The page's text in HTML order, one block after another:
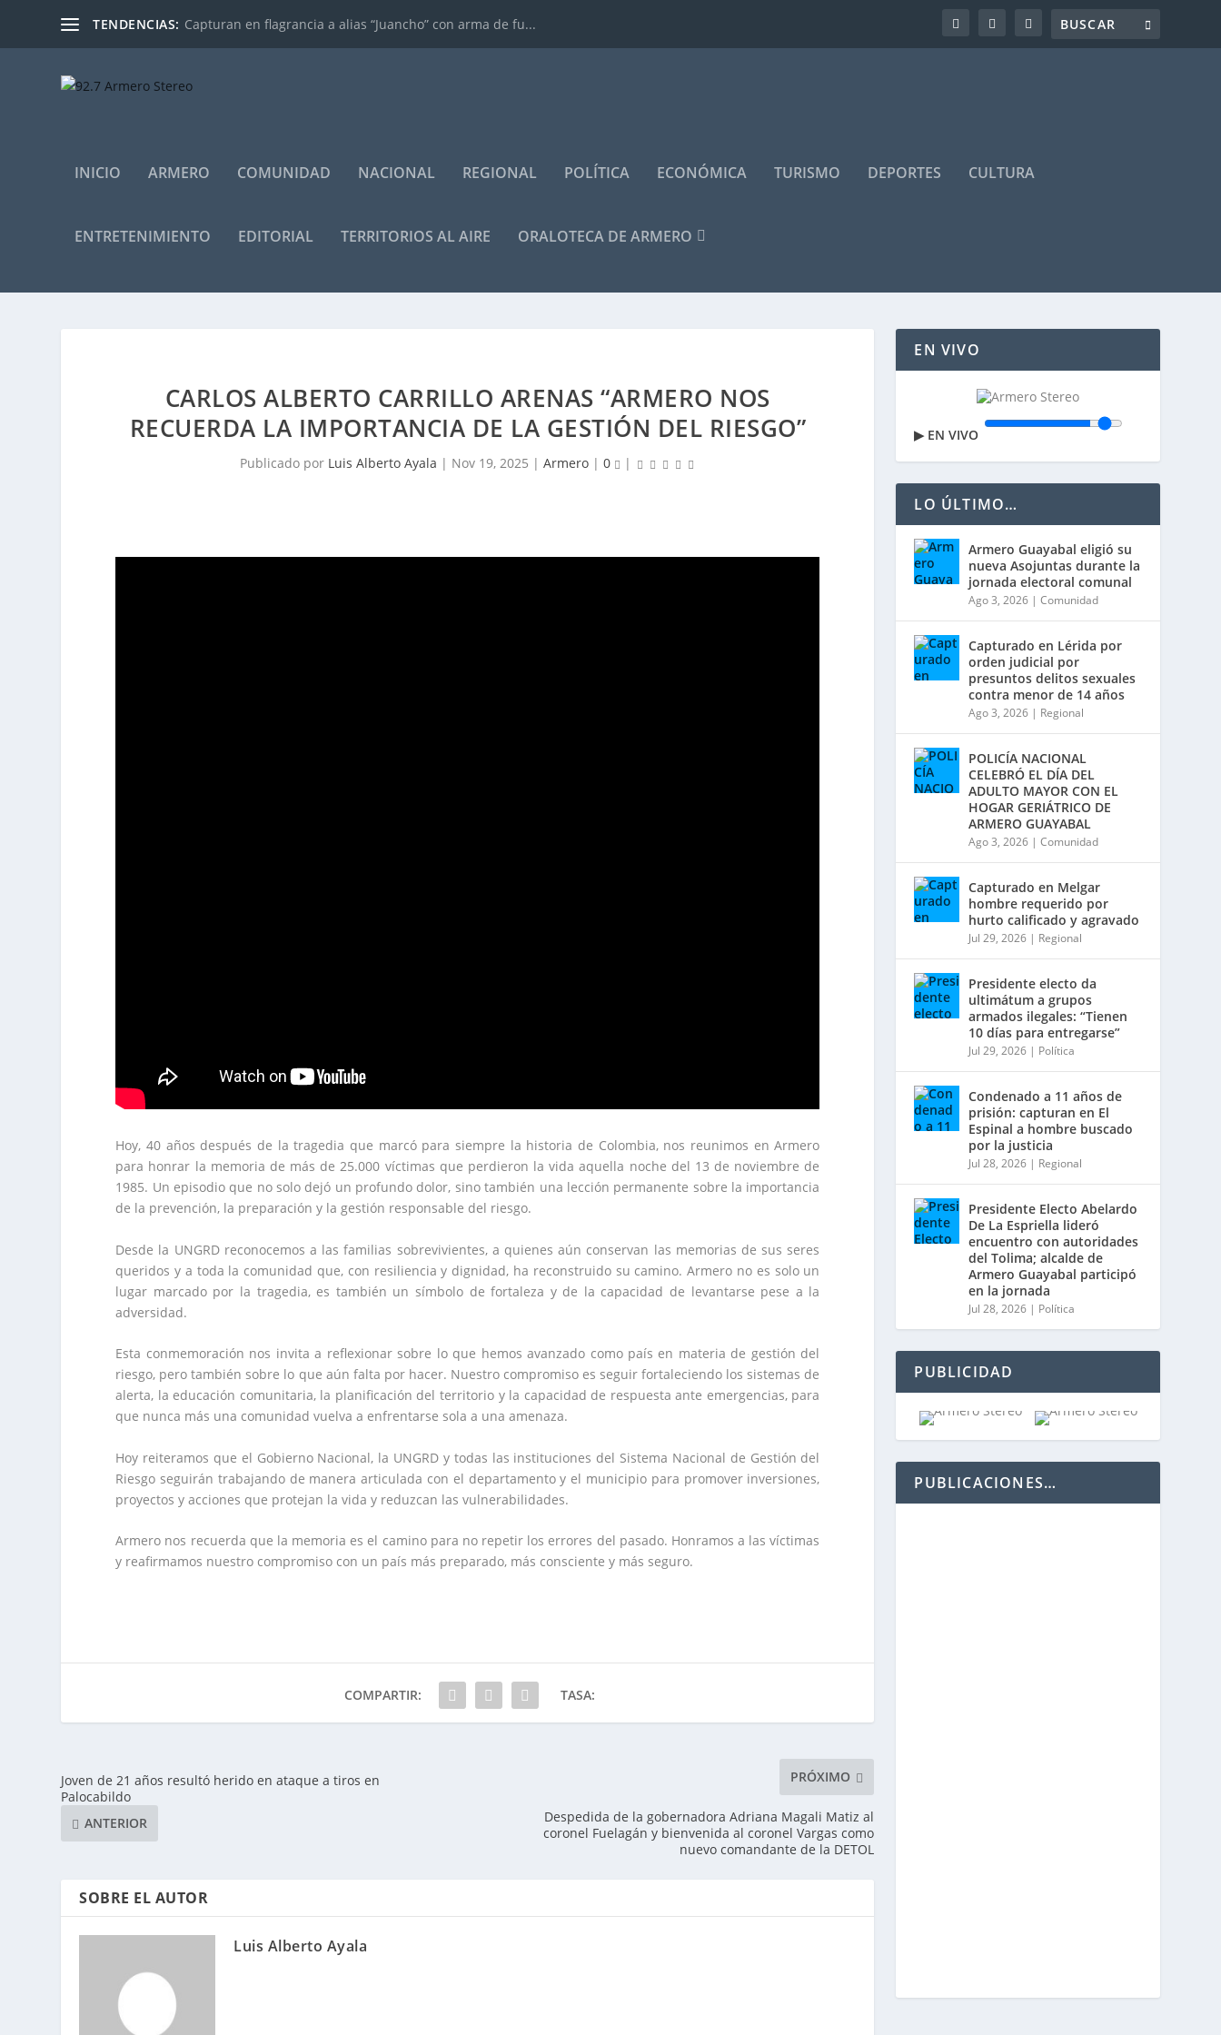
TENDENCIAS: Capturan en flagrancia a alias “Juancho” con arma de fu...
INICIO ARMERO COMUNIDAD NACIONAL REGIONAL POLÍTICA ECONÓMICA TURISMO DEPORTES CULTURA
ENTRETENIMIENTO EDITORIAL TERRITORIOS AL AIRE ORALOTECA DE ARMERO
CARLOS ALBERTO CARRILLO ARENAS “ARMERO NOS
RECUERDA LA IMPORTANCIA DE LA GESTIÓN DEL RIESGO”
Publicado por Luis Alberto Ayala | Nov 19, 2025 |Armero |0 |
Hoy, 40 años después de la tragedia que marcó para siempre la historia de Colombia, nos reunimos en Armero
para honrar la memoria de más de 25.000 víctimas que perdieron la vida aquella noche del 13 de noviembre de
1985. Un episodio que no solo dejó un profundo dolor, sino también una lección permanente sobre la importancia
de la prevención, la preparación y la gestión responsable del riesgo.
Desde la UNGRD reconocemos a las familias sobrevivientes, a quienes aún conservan las memorias de sus seres
queridos y a toda la comunidad que, con resiliencia y dignidad, ha reconstruido su camino. Armero no es solo un
lugar marcado por la tragedia, es también un símbolo de fortaleza y de la capacidad de levantarse pese a la
adversidad.
Esta conmemoración nos invita a reflexionar sobre lo que hemos avanzado como país en materia de gestión del
riesgo, pero también sobre lo que aún falta por hacer. Nuestro compromiso es seguir fortaleciendo los sistemas de
alerta, la educación comunitaria, la planificación del territorio y la capacidad de respuesta ante emergencias, para
que nunca más una comunidad vuelva a enfrentarse sola a una amenaza.
Hoy reiteramos que el Gobierno Nacional, la UNGRD y todas las instituciones del Sistema Nacional de Gestión del
Riesgo seguirán trabajando de manera articulada con el departamento y el municipio para promover inversiones,
proyectos y acciones que protejan la vida y reduzcan las vulnerabilidades.
Armero nos recuerda que la memoria es el camino para no repetir los errores del pasado. Honramos a las víctimas
y reafirmamos nuestro compromiso con un país más preparado, más consciente y más seguro.
COMPARTIR: TASA:
Joven de 21 años resultó herido en ataque a tiros en
Palocabildo
ANTERIOR
PRÓXIMO
Despedida de la gobernadora Adriana Magali Matiz al
coronel Fuelagán y bienvenida al coronel Vargas como
nuevo comandante de la DETOL
SOBRE EL AUTOR
Luis Alberto Ayala
EN VIVO
▶EN VIVO
LO ÚLTIMO…
Armero Guayabal eligió su
nueva Asojuntas durante la
jornada electoral comunal
Ago 3, 2026 |Comunidad
Capturado en Lérida por
orden judicial por
presuntos delitos sexuales
contra menor de 14 años
Ago 3, 2026 | Regional
POLICÍA NACIONAL
CELEBRÓ EL DÍA DEL
ADULTO MAYOR CON EL
HOGAR GERIÁTRICO DE
ARMERO GUAYABAL
Ago 3, 2026 |Comunidad
Capturado en Melgar
hombre requerido por
hurto calificado y agravado
Jul 29, 2026 | Regional
Presidente electo da
ultimátum a grupos
armados ilegales: “Tienen
10 días para entregarse”
Jul 29, 2026 | Política
Condenado a 11 años de
prisión: capturan en El
Espinal a hombre buscado
por la justicia
Jul 28, 2026 | Regional
Presidente Electo Abelardo
De La Espriella lideró
encuentro con autoridades
del Tolima; alcalde de
Armero Guayabal participó
en la jornada
Jul 28, 2026 | Política
PUBLICIDAD
PUBLICACIONES…